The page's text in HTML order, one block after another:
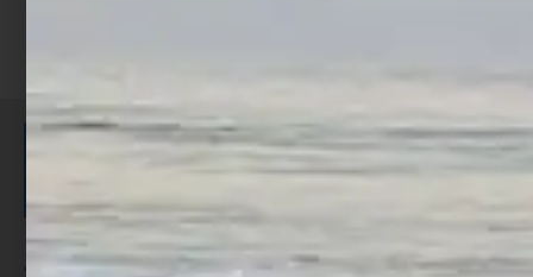
ISCRIVITI E RICEVI 3,50€ DI
SCONTO >
Per ogni acquisto accumuli ulteriori